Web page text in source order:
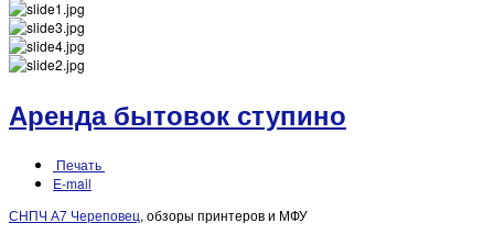
Аренда бытовок ступино
Печать
E-mail
СНПЧ А7 Череповец, обзоры принтеров и МФУ